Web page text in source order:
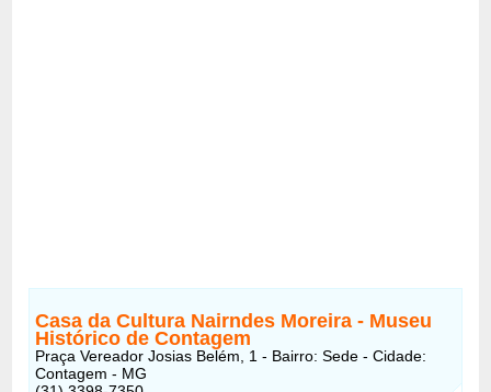
Casa da Cultura Nairndes Moreira - Museu
Histórico de Contagem
Praça Vereador Josias Belém, 1 - Bairro: Sede - Cidade:
Contagem - MG